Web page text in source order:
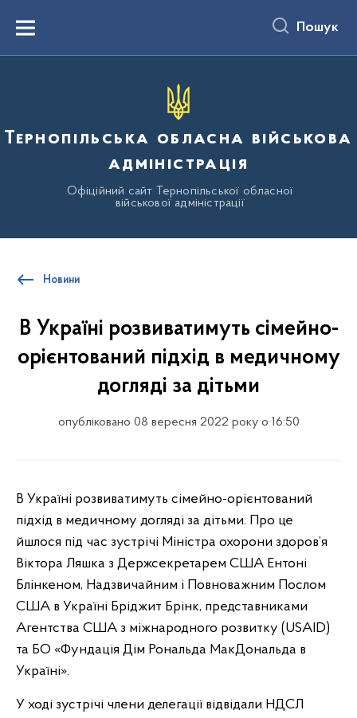
вмістуMenu Пошук
Тернопільська обласна військова
адміністрація
Офіційний сайт Тернопільської обласної
військової адміністрації
Новини
В Україні розвиватимуть сімейно-
орієнтований підхід в медичному
догляді за дітьми
опубліковано 08 вересня 2022 року о 16:50
В Україні розвиватимуть сімейно-орієнтований
підхід в медичному догляді за дітьми. Про це
йшлося під час зустрічі Міністра охорони здоров’я
Віктора Ляшка з Держсекретарем США Ентоні
Блінкеном, Надзвичайним і Повноважним Послом
США в Україні Бріджит Брінк, представниками
Агентства США з міжнародного розвитку (USAID)
та БО «Фундація Дім Рональда МакДональда в
Україні».
У ході зустрічі члени делегації відвідали НДСЛ